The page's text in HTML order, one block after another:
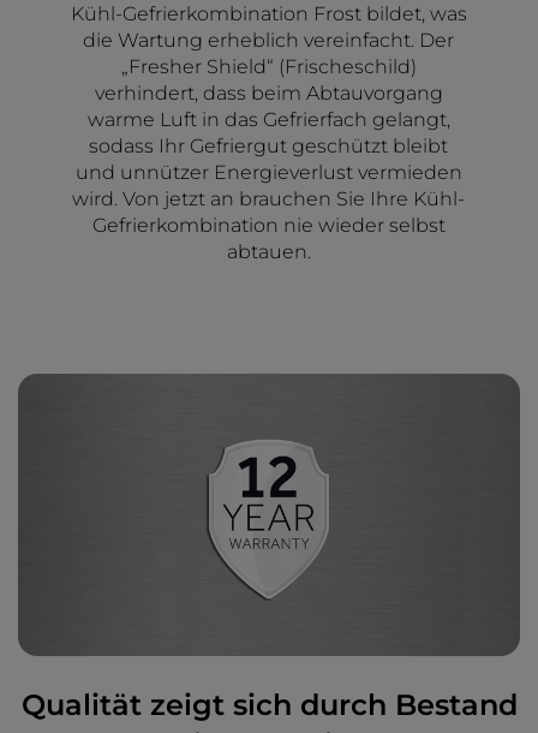
Kühl-Gefrierkombination Frost bildet, was
die Wartung erheblich vereinfacht. Der
„Fresher Shield“ (Frischeschild)
verhindert, dass beim Abtauvorgang
warme Luft in das Gefrierfach gelangt,
sodass Ihr Gefriergut geschützt bleibt
und unnützer Energieverlust vermieden
wird. Von jetzt an brauchen Sie Ihre Kühl-
Gefrierkombination nie wieder selbst
abtauen.
Qualität zeigt sich durch Bestand